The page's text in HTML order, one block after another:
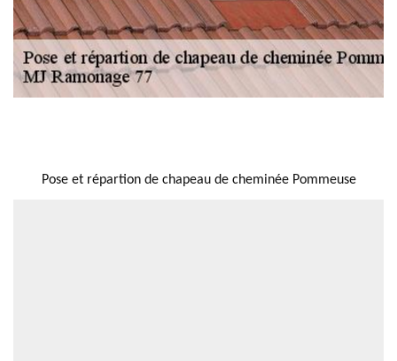
Pose et répartion de chapeau de cheminée Pommeuse